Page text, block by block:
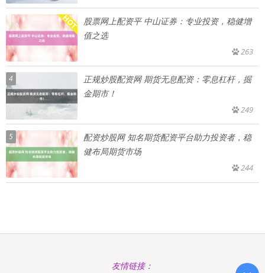
股票网上配资平 中山证券：专业投资，稳健增
值之选
263
4
正规炒股配资网 期货无息配资：零息杠杆，掘
金期市！
249
5
配资炒股网 知名期货配资平台助力投资者，稳
健布局期货市场
244
友情链接：